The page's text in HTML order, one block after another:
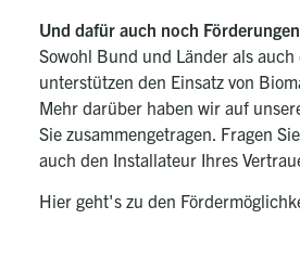
Und dafür auch noch
Sowohl Bund und Länder als auch
unterstützen den Einsatz von
Mehr darüber haben wir auf
Sie zusammengetragen. Fragen
auch den Installateur Ihres
Hier geht's zu den